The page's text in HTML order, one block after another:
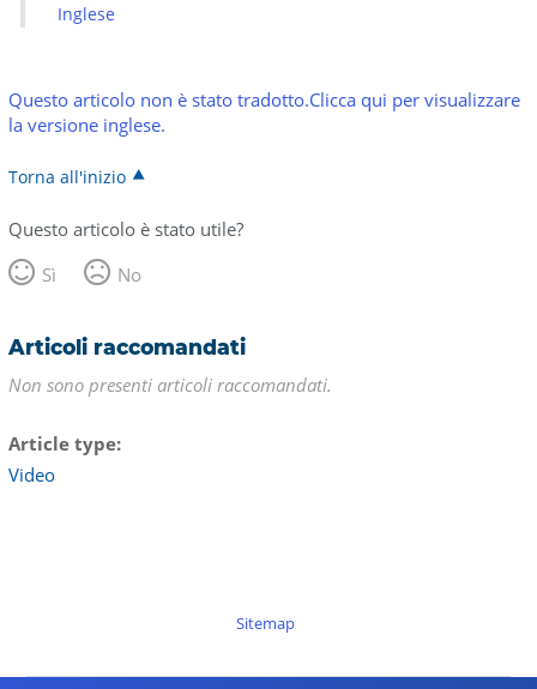
Inglese
Questo articolo non è stato tradotto.Clicca qui per visualizzare
la versione inglese.
Torna all'inizio
Questo articolo è stato utile?
Sì
No
Articoli raccomandati
Non sono presenti articoli raccomandati.
Article type
Video
Sitemap